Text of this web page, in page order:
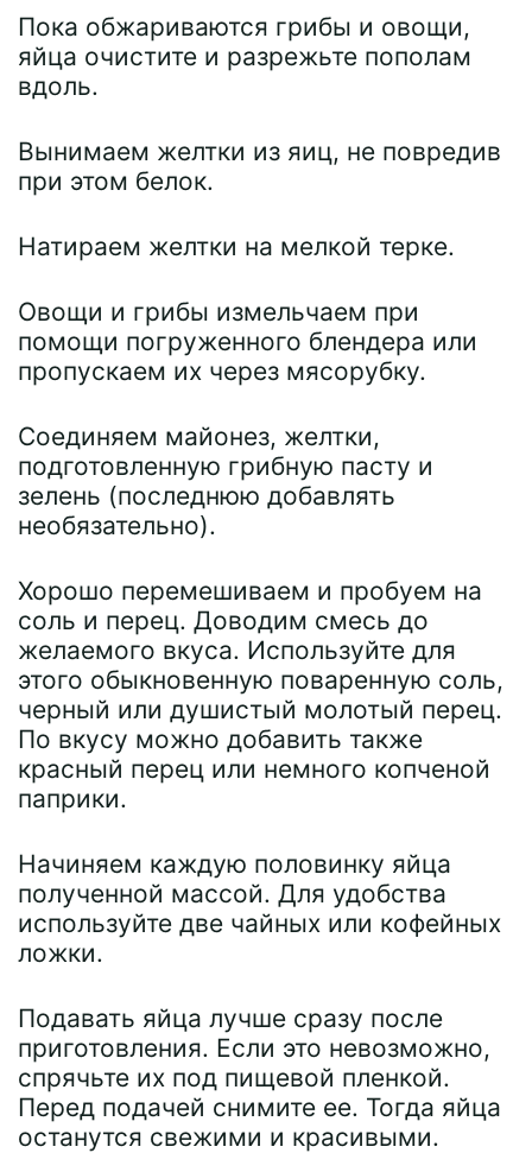
Пока обжариваются грибы и овощи,
яйца очистите и разрежьте пополам
вдоль.
Вынимаем желтки из яиц, не повредив
при этом белок.
Натираем желтки на мелкой терке.
Овощи и грибы измельчаем при
помощи погруженного блендера или
пропускаем их через мясорубку.
Соединяем майонез, желтки,
подготовленную грибную пасту и
зелень (последнюю добавлять
необязательно).
Хорошо перемешиваем и пробуем на
соль и перец. Доводим смесь до
желаемого вкуса. Используйте для
этого обыкновенную поваренную соль,
черный или душистый молотый перец.
По вкусу можно добавить также
красный перец или немного копченой
паприки.
Начиняем каждую половинку яйца
полученной массой. Для удобства
используйте две чайных или кофейных
ложки.
Подавать яйца лучше сразу после
приготовления. Если это невозможно,
спрячьте их под пищевой пленкой.
Перед подачей снимите ее. Тогда яйца
останутся свежими и красивыми.